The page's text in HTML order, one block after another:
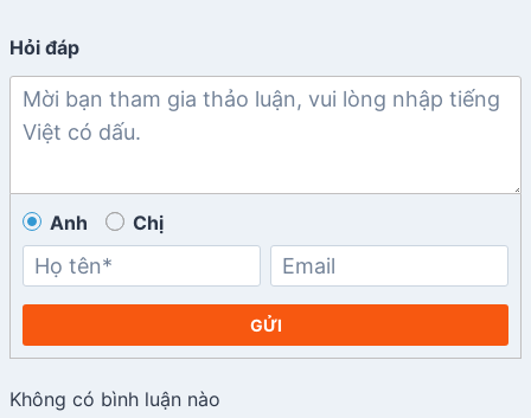
Hỏi đáp
Anh Chị
GỬI
Không có bình luận nào